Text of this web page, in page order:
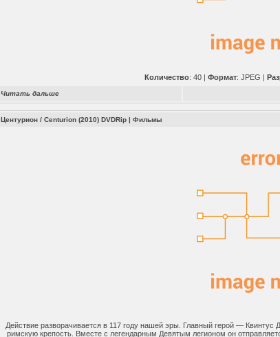
Количество: 40 | Формат: JPEG |
Читать дальше
Центурион / Centurion (2010) DVDRip |Фильмы
Действие разворачивается в 117 году нашей эры. Главный герой —
римскую крепость. Вместе с легендарным Девятым легионом он